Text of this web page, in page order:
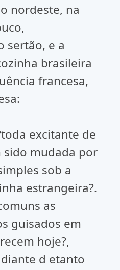
nordeste, na
sertão, e a
brasileira
francesa,
excitante de
mudada por
sob a
estrangeira?.
as
guisados em
hoje?,
d etanto